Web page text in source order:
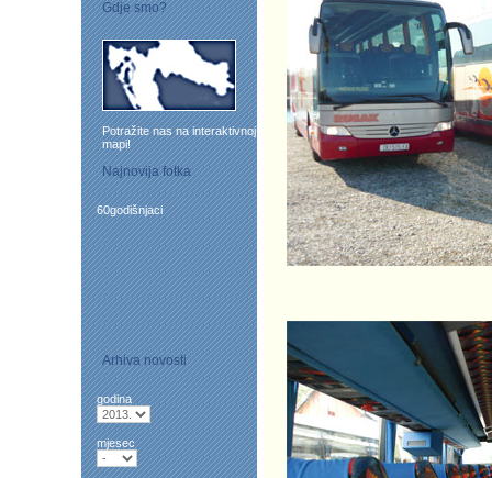
Gdje smo?
Potražite nas na interaktivnoj
mapi!
Najnovija fotka
60godišnjaci
Arhiva novosti
godina
mjesec